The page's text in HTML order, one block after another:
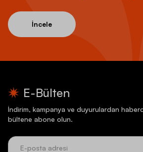
İncele
E-Bülten
İndirim, kampanya ve duyurulardan
bültene abone olun.